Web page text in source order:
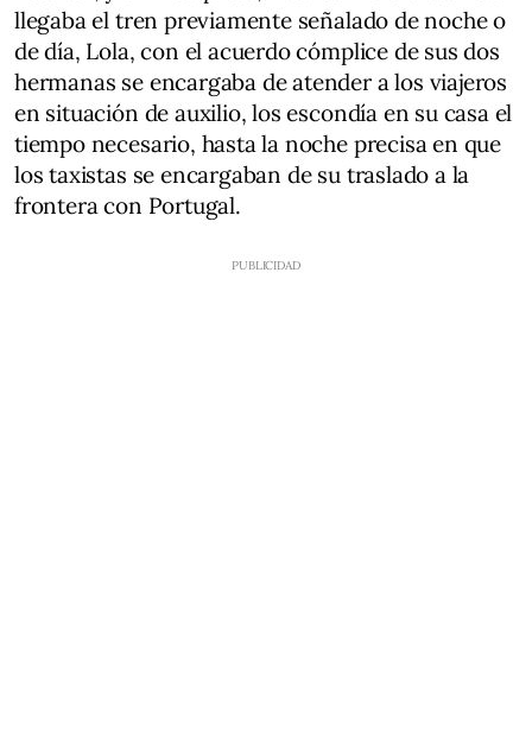
llegaba el tren previamente señalado de noche o
de día, Lola, con el acuerdo cómplice de sus dos
hermanas se encargaba de atender a los viajeros
en situación de auxilio, los escondía en su casa el
tiempo necesario, hasta la noche precisa en que
los taxistas se encargaban de su traslado a la
frontera con Portugal.